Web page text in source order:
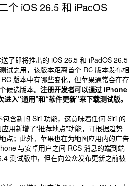
个 iOS 26.5 和 iPadOS
了即将推出的 iOS 26.5 和 iPadOS 26.5
试之用，该版本距离首个 RC 版本发布相
版本中有哪些变化，但苹果通常会在存
候选版本。 注册开发者可以通过 iPhone
入“通用”和“软件更新”来下载测试版。
含新的 Siri 功能，这意味着任何 Siri 的
用新增了“推荐地点”功能，可根据趋势
点；此外，苹果也在为地图应用内的广告
与安卓用户之间 RCS 消息的端到端
测试版中，但在向公众发布更新之前被